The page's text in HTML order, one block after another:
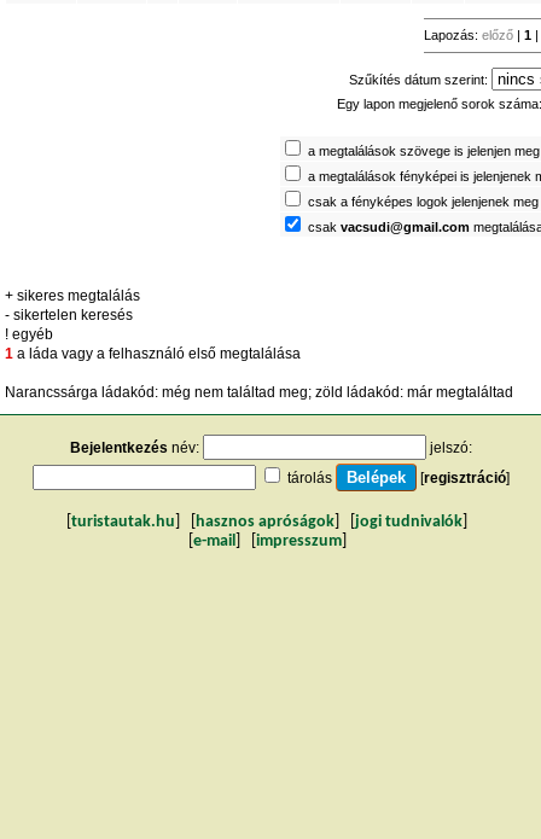
Lapozás:előző |1
Szűkítés dátum szerint:
Egy lapon megjelenő sorok
a megtalálások szövege is jelenjen
a megtalálások fényképei is jelenjenek
csak a fényképes logok jelenjenek meg
csakvacsudi@gmail.com
+ sikeres megtalálás
- sikertelen keresés
! egyéb
1 a láda vagy a felhasználó első megtalálása
Narancssárga ládakód: még nem találtad meg; zöld ládakód: már megtaláltad
Bejelentkezés név:
jelszó:
tárolás
[regisztráció]
turistautak.hu hasznos apróságok jogi tudnivalók
e-mail impresszum]